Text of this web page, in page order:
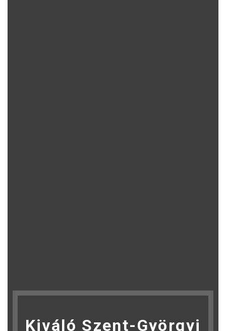
Kiváló Szent-Györgyi